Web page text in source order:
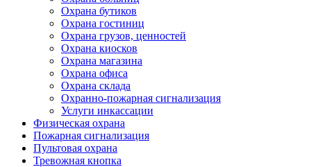
Охрана бутиков
Охрана гостиниц
Охрана грузов, ценностей
Охрана киосков
Охрана магазина
Охрана офиса
Охрана склада
Охранно-пожарная сигнализация
Услуги инкассации
Физическая охрана
Пожарная сигнализация
Пультовая охрана
Тревожная кнопка